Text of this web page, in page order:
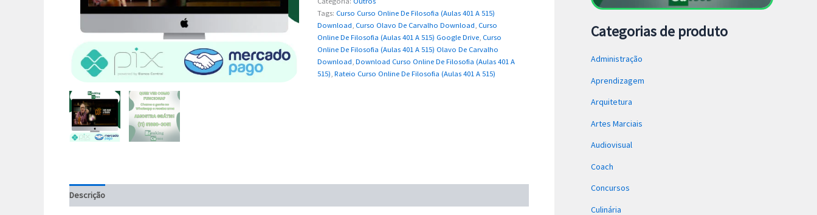
quantidade
Tags: Curso Curso Online De Filosofia (Aulas 401 A 515)
Download, Curso Olavo De Carvalho Download, Curso
Online De Filosofia (Aulas 401 A 515) Google Drive, Curso
Online De Filosofia (Aulas 401 A 515) Olavo De Carvalho
Download,Download Curso Online De Filosofia (Aulas 401 A
515),Rateio Curso Online De Filosofia (Aulas 401 A 515)
Descrição
Categorias de produto
Administração
Aprendizagem
Arquitetura
Artes Marciais
Audiovisual
Coach
Concursos
Culinária